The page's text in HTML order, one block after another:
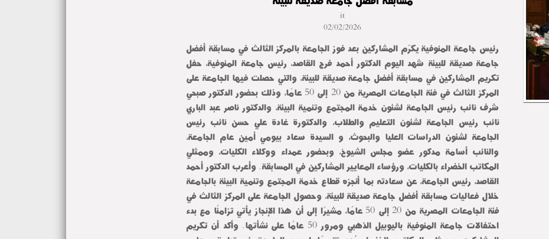
it
02/02/2026
رئيس جامعة المنوفية يكرّم المشاركين بعد فوز الجامعة بالمركز الثالث في مسابقة أفضل
جامعة صديقة للبيئة شهد اليوم الدكتور أحمد فرج القاصد، رئيس جامعة المنوفية، حفل
تكريم المشاركين في مسابقة أفضل جامعة صديقة للبيئة، والتي حصلت فيها الجامعة على
المركز الثالث في فئة الجامعات المصرية من 20 إلى 50 عامًا، وذلك بحضور الدكتور صبحي
شرف نائب رئيس الجامعة لشئون خدمة المجتمع وتنمية البيئة، والدكتور ناصر عبد الباري
نائب رئيس الجامعة لشئون التعليم والطلاب، والدكتورة غادة علي حسن نائب رئيس
الجامعة لشئون الدراسات العليا والبحوث، و السيدة سعاد بيومي أمين عام الجامعة،
والنائب أسامة مدكور عضو مجلس الشيوخ، وبحضور عمداء ووكلاء الكليات، وممثلي
المكاتب الخضراء بالكليات، ورؤساء المعايير المشاركين في المسابقة. وأعرب الدكتور أحمد
القاصد، رئيس الجامعة، عن سعادته بما أنجزه قطاع خدمة المجتمع وتنمية البيئة بالجامعة
خلال فعاليات مسابقة أفضل جامعة صديقة للبيئة، وحصول الجامعة على المركز الثالث في
فئة الجامعات المصرية من 20 إلى 50 عامًا، مشيرًا إلى أن هذا الإنجاز يأتي تزامنًا مع بدء
احتفالات جامعة المنوفية باليوبيل الذهبي ومرور 50 عامًا على نشأتها. وأكد أن تكريم